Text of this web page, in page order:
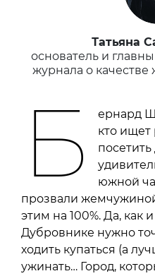
Татьяна
основатель и
журнала о
Б
ернард
кто ищет
южной
прозвали
этим на 100%. Да, как
Дубровнике нужно
ходить купаться (а
ужинать… Город,